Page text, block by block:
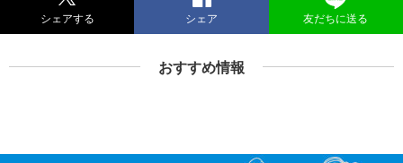
シェアする シェア 友だちに送る
おすすめ情報